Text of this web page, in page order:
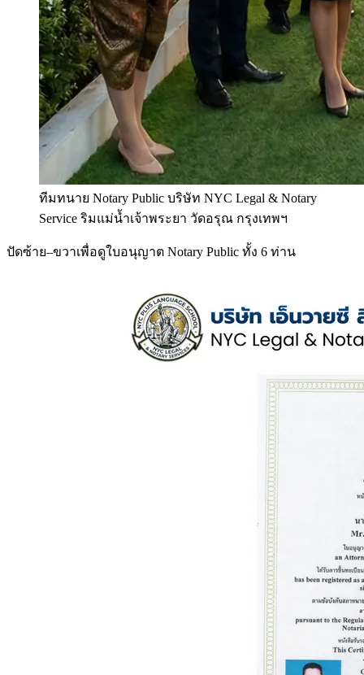
ทีมทนาย Notary Public บริษัท NYC Legal & Notary
Service ริมแม่น้ำเจ้าพระยา วัดอรุณ กรุงเทพฯ
ปัดซ้าย–ขวาเพื่อดูใบอนุญาต Notary Public ทั้ง 6 ท่าน